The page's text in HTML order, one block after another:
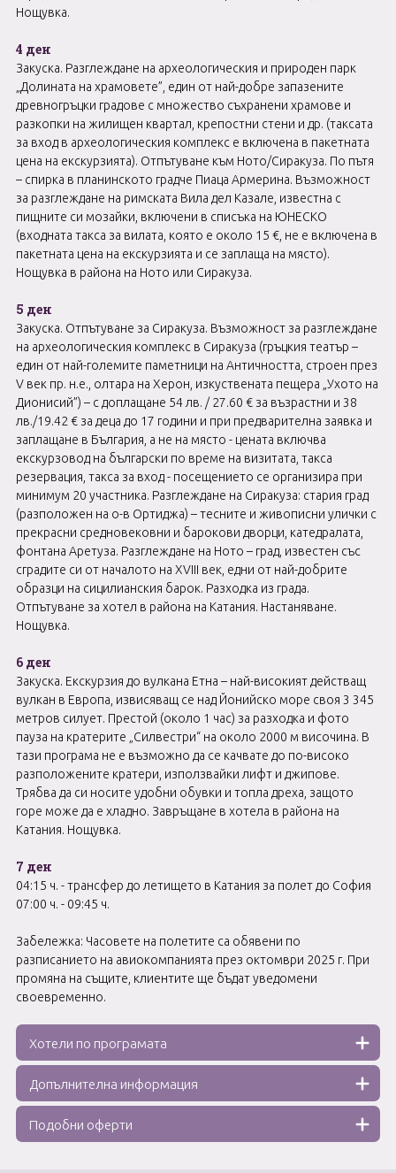
Нощувка.
4 ден
Закуска. Разглеждане на археологическия и природен парк
„Долината на храмовете”, един от най-добре запазените
древногръцки градове с множество съхранени храмове и
разкопки на жилищен квартал, крепостни стени и др. (таксата
за вход в археологическия комплекс е включена в пакетната
цена на екскурзията). Отпътуване към Ното/Сиракуза. По пътя
– спирка в планинското градче Пиаца Армерина. Възможност
за разглеждане на римската Вила дел Казале, известна с
пищните си мозайки, включени в списъка на ЮНЕСКО
(входната такса за вилата, която е около 15 €, не е включена в
пакетната цена на екскурзията и се заплаща на място).
Нощувка в района на Ното или Сиракуза.
5 ден
Закуска. Отпътуване за Сиракуза. Възможност за разглеждане
на археологическия комплекс в Сиракуза (гръцкия театър –
един от най-големите паметници на Античността, строен през
V век пр. н.е., олтара на Херон, изкуствената пещера „Ухото на
Дионисий”) – с доплащане 54 лв. / 27.60 € за възрастни и 38
лв./19.42 € за деца до 17 години и при предварителна заявка и
заплащане в България, а не на място - цената включва
екскурзовод на български по време на визитата, такса
резервация, такса за вход - посещението се организира при
минимум 20 участника. Разглеждане на Сиракуза: стария град
(разположен на о-в Ортиджа) – тесните и живописни улички с
прекрасни средновековни и барокови дворци, катедралата,
фонтана Аретуза. Разглеждане на Ното – град, известен със
сградите си от началото на XVIII век, едни от най-добрите
образци на сицилианския барок. Разходка из града.
Отпътуване за хотел в района на Катания. Настаняване.
Нощувка.
6 ден
Закуска. Екскурзия до вулкана Етна – най-високият действащ
вулкан в Европа, извисяващ се над Йонийско море своя 3 345
метров силует. Престой (около 1 час) за разходка и фото
пауза на кратерите „Силвестри“ на около 2000 м височина. В
тази програма не е възможно да се качвате до по-високо
разположените кратери, използвайки лифт и джипове.
Трябва да си носите удобни обувки и топла дреха, защото
горе може да е хладно. Завръщане в хотела в района на
Катания. Нощувка.
7 ден
04:15 ч. - трансфер до летището в Катания за полет до София
07:00 ч. - 09:45 ч.
Забележка: Часовете на полетите са обявени по
разписанието на авиокомпанията през октомври 2025 г. При
промяна на същите, клиентите ще бъдат уведомени
своевременно.
Хотели по програмата
Допълнителна информация
Подобни оферти